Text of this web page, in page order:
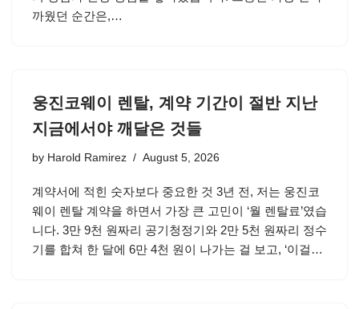
까웠던 순간은,…
웅진코웨이 렌탈, 계약 기간이 절반 지난
지금에서야 깨달은 것들
by Harold Ramirez August 5, 2026
계약서에 적힌 숫자보다 중요한 것 3년 전, 저는 웅진코
웨이 렌탈 계약을 하면서 가장 큰 고민이 ‘월 렌탈료’였습
니다. 3만 9천 원짜리 공기청정기와 2만 5천 원짜리 정수
기를 합쳐 한 달에 6만 4천 원이 나가는 걸 보고, ‘이걸…